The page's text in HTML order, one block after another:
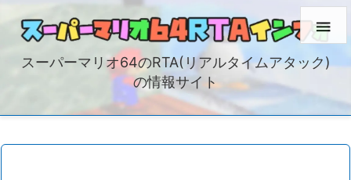
スーパーマリオ64のRTA(リアルタイムアタック)
の情報サイト
